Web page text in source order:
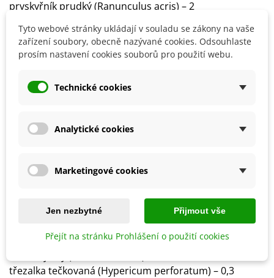
pryskyřník prudký (Ranunculus acris) – 2
rozrazil dlouholistý (Veronica maritima) – 0,5
řebříček bertrám (Achillea ptarmica) – 1
silenka dvoudomá (Silene dioica) – 2
silenka nadmutá (Silene vulgaris) – 2,5
sléz velkokvětý (Malva alcea) – 0,2
starček přímětník (Senecio jacobaea) – 0,3
svízel bílý (Galium album) – 2
svízel Wirtgenův (Galium wirtgenii) – 0,5
škarda dvouletá (Crepis biennis) – 0,5
štírovník bažinný (Lotus uliginosus) – 0,5
štírovník růžkatý (Lotus corniculatus) – 1,5
třezalka tečkovaná (Hypericum perforatum) – 0,3
Tyto webové stránky ukládají v souladu se zákony na vaše
zařízení soubory, obecně nazývané cookies. Odsouhlaste
prosím nastavení cookies souborů pro použití webu.
Technické cookies
Analytické cookies
Marketingové cookies
Jen nezbytné Přijmout vše
Přejít na stránku Prohlášení o použití cookies